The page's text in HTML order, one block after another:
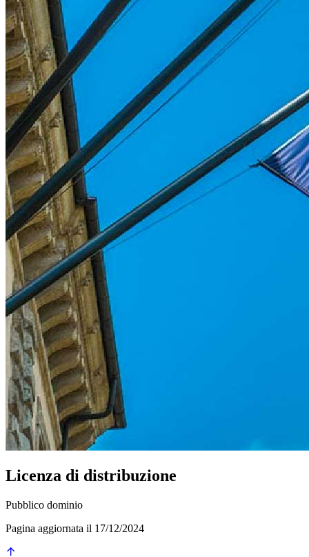
Licenza di distribuzione
Pubblico dominio
Pagina aggiornata il 17/12/2024